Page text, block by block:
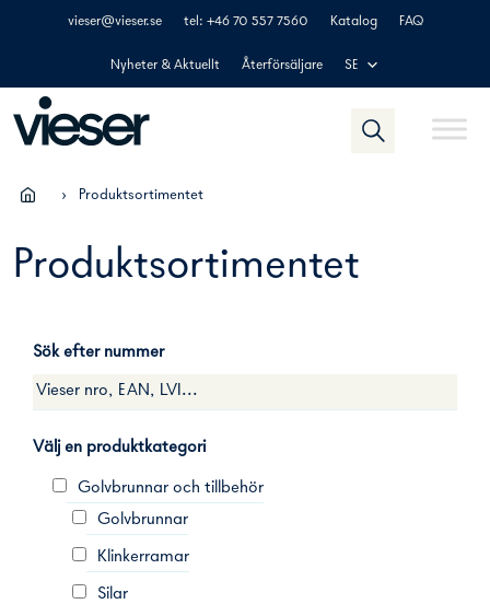
vieser@vieser.se tel: +46 70 557 7560 Katalog FAQ
Nyheter & Aktuellt Återförsäljare SE
› Produktsortimentet
Produktsortimentet
Sök efter nummer
Välj en produktkategori
Golvbrunnar och tillbehör
Golvbrunnar
Klinkerramar
Silar